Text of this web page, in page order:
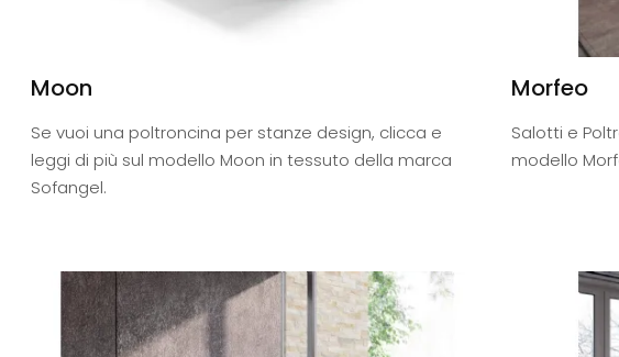
Moon
Se vuoi una poltroncina per stanze design, clicca e
leggi di più sul modello Moon in tessuto della marca
Sofangel.
Morfeo
Salotti e
modello